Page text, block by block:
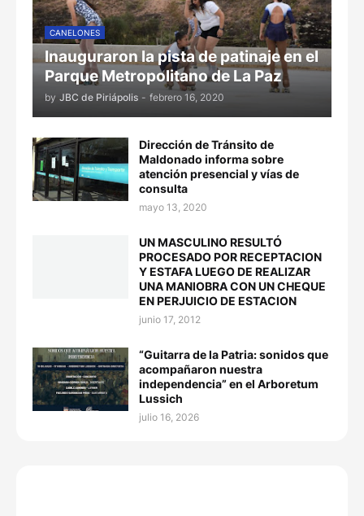
CANELONES
Inauguraron la pista de patinaje en el
Parque Metropolitano de La Paz
by JBC de Piriápolis - febrero 16, 2020
Dirección de Tránsito de
Maldonado informa sobre
atención presencial y vías de
consulta
mayo 13, 2020
UN MASCULINO RESULTÓ
PROCESADO POR RECEPTACION
Y ESTAFA LUEGO DE REALIZAR
UNA MANIOBRA CON UN CHEQUE
EN PERJUICIO DE ESTACION
junio 17, 2012
“Guitarra de la Patria: sonidos que
acompañaron nuestra
independencia” en el Arboretum
Lussich
julio 16, 2026